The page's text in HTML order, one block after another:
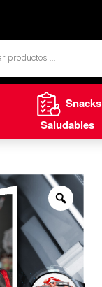
Snacks
Saludables